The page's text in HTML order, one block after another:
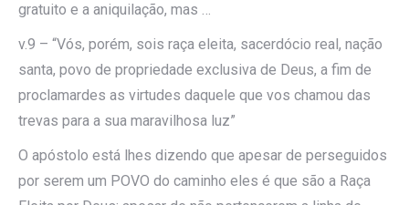
gratuito e a aniquilação, mas …
v.9 – “Vós, porém, sois raça eleita, sacerdócio real, nação
santa, povo de propriedade exclusiva de Deus, a fim de
proclamardes as virtudes daquele que vos chamou das
trevas para a sua maravilhosa luz”
O apóstolo está lhes dizendo que apesar de perseguidos
por serem um POVO do caminho eles é que são a Raça